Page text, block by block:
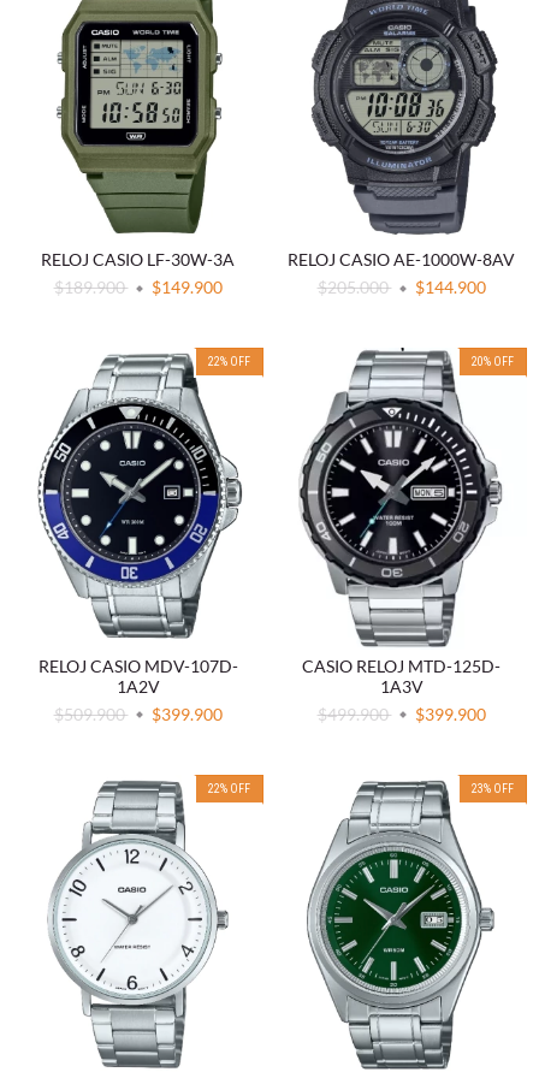
RELOJ CASIO LF-30W-3A
$189.900
$149.900
RELOJ CASIO AE-1000W-8AV
$205.000
$144.900
22% OFF
RELOJ CASIO MDV-107D-
1A2V
$509.900
$399.900
20% OFF
CASIO RELOJ MTD-125D-
1A3V
$499.900
$399.900
22% OFF 23% OFF